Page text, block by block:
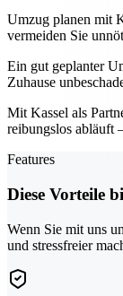
Umzug planen mit
vermeiden Sie
Ein gut geplanter
Zuhause
Mit Kassel als
reibungslos abläuft
Features
Diese Vorteile
Wenn Sie mit uns
und stressfreier